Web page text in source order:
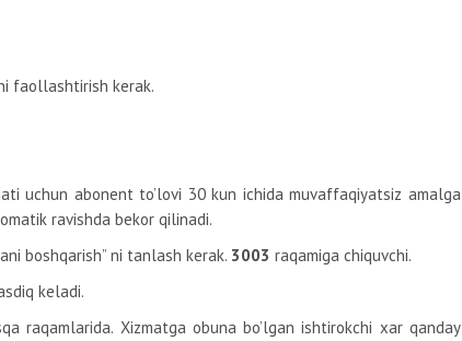
faollashtirish kerak.
uchun abonent to’lovi 30 kun ichida muvaffaqiyatsiz amalga
ravishda bekor qilinadi.
boshqarish” ni tanlash kerak. 3003 raqamiga chiquvchi.
keladi.
raqamlarida. Xizmatga obuna bo’lgan ishtirokchi xar qanday